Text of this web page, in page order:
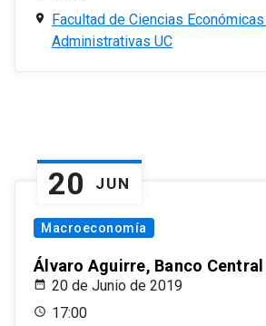
Facultad de Ciencias
Administrativas UC
20 JUN
Macroeconomía
Álvaro Aguirre, Banco
20 de Junio de 2019
17:00